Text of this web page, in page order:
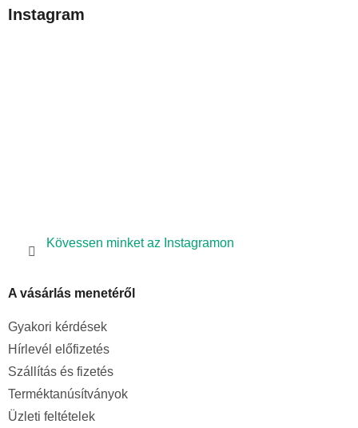
Instagram
Kövessen minket az Instagramon
A vásárlás menetéről
Gyakori kérdések
Hírlevél előfizetés
Szállítás és fizetés
Terméktanúsítványok
Üzleti feltételek